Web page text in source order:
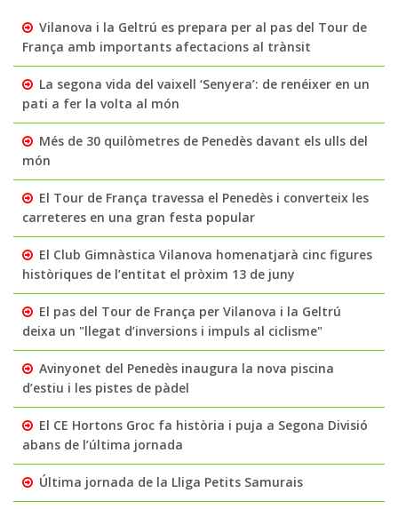
Vilanova i la Geltrú es prepara per al pas del Tour de
França amb importants afectacions al trànsit
La segona vida del vaixell ‘Senyera’: de renéixer en un
pati a fer la volta al món
Més de 30 quilòmetres de Penedès davant els ulls del
món
El Tour de França travessa el Penedès i converteix les
carreteres en una gran festa popular
El Club Gimnàstica Vilanova homenatjarà cinc figures
històriques de l’entitat el pròxim 13 de juny
El pas del Tour de França per Vilanova i la Geltrú
deixa un "llegat d’inversions i impuls al ciclisme"
Avinyonet del Penedès inaugura la nova piscina
d’estiu i les pistes de pàdel
El CE Hortons Groc fa història i puja a Segona Divisió
abans de l’última jornada
Última jornada de la Lliga Petits Samurais